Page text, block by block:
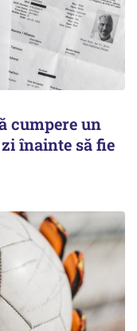
cumpere un
înainte să fie